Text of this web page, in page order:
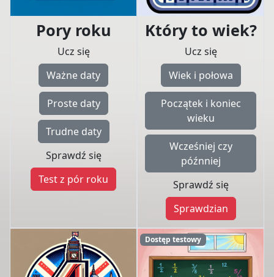
Pory roku
Ucz się
Ważne daty
Proste daty
Trudne daty
Sprawdź się
Test z pór roku
Który to wiek?
Ucz się
Wiek i połowa
Początek i koniec
wieku
Wcześniej czy
późnniej
Sprawdź się
Sprawdzian
Dostęp testowy